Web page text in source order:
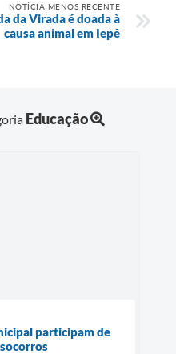
NOTÍCIA MENOS RECENTE
da Virada é doada à
causa animal em Iepê
Educação
participam de